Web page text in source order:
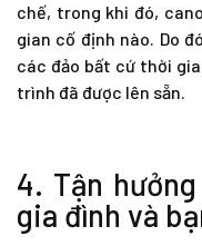
chế, trong khi đó,
gian cố định nào. Do
các đảo bất cứ thời
trình đã được lên sẵn.
4. Tận
gia đình và